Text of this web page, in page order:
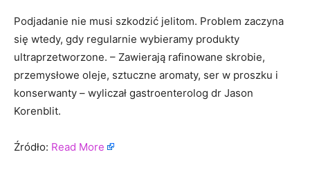
Podjadanie nie musi szkodzić jelitom. Problem zaczyna
się wtedy, gdy regularnie wybieramy produkty
ultraprzetworzone. – Zawierają rafinowane skrobie,
przemysłowe oleje, sztuczne aromaty, ser w proszku i
konserwanty – wyliczał gastroenterolog dr Jason
Korenblit.
Źródło: Read More